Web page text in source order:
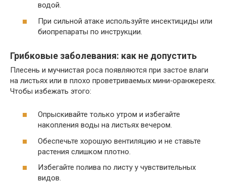
водой.
При сильной атаке используйте инсектициды или
биопрепараты по инструкции.
Грибковые заболевания: как не допустить
Плесень и мучнистая роса появляются при застое влаги
на листьях или в плохо проветриваемых мини‑оранжереях.
Чтобы избежать этого:
Опрыскивайте только утром и избегайте
накопления воды на листьях вечером.
Обеспечьте хорошую вентиляцию и не ставьте
растения слишком плотно.
Избегайте полива по листу у чувствительных
видов.